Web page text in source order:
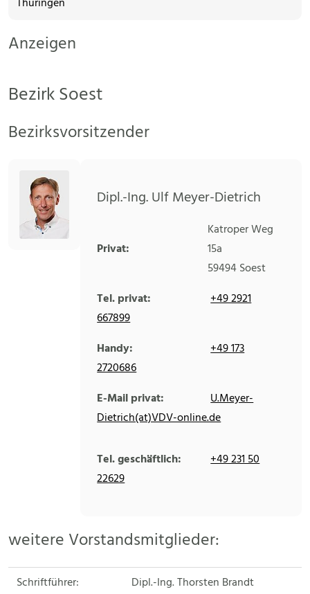
Anzeigen
Bezirk Soest
Bezirksvorsitzender
Dipl.-Ing. Ulf Meyer-Dietrich
Privat:
Katroper Weg
15a
59494Soest
Tel. privat:
+49 2921
667899
Handy:
+49 173
2720686
E-Mail privat:
U.Meyer-
Dietrich(at)VDV-online.de
Tel. geschäftlich:
+49 231 50
22629
weitere Vorstandsmitglieder:
Schriftführer:
Dipl.-Ing. Thorsten Brandt